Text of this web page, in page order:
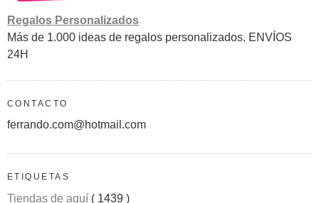
Regalos Personalizados
Más de 1.000 ideas de regalos personalizados. ENVÍOS
24H
CONTACTO
ferrando.com@hotmail.com
ETIQUETAS
Tiendas de aquí ( 1439 )